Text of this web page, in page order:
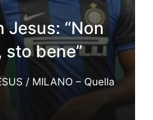
Jesus: “Non
sto bene”
/ MILANO – Quella